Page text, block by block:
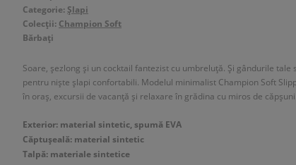
Categorie: Șlapi
Colecții: Champion Soft
Bărbați
Soare, șezlong și un cocktail fantezist cu umbreluță. Și gândurile
pentru niște șlapi confortabili. Modelul minimalist Champion Soft
în oraș, excursii de vacanță și relaxare în grădina cu miros de căpșuni.
Exterior: material sintetic, spumă EVA
Căptușeală: material sintetic
Talpă: materiale sintetice